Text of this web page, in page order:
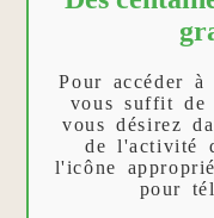
Pour accéder à
vous suffit de
vous désirez
de l'activité
l'icône
pour